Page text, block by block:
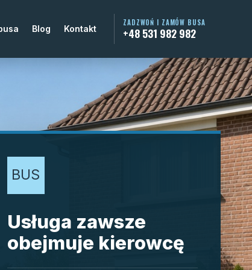
Blog Kontakt
ZADZWOŃ I ZAMÓW BUSA
+48 531 982 982
BUS
Usługa zawsze
obejmuje kierowcę